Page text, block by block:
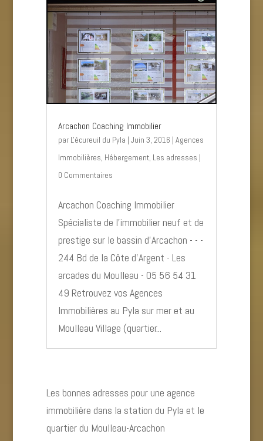
Arcachon Coaching Immobilier
par L'écureuil du Pyla | Juin 3, 2016 | Agences
Immobilières, Hébergement, Les adresses |
0 Commentaires
Arcachon Coaching Immobilier
Spécialiste de l’immobilier neuf et de
prestige sur le bassin d’Arcachon - - -
244 Bd de la Côte d’Argent - Les
arcades du Moulleau - 05 56 54 31
49 Retrouvez vos Agences
Immobilières au Pyla sur mer et au
Moulleau Village (quartier...
Les bonnes adresses pour une agence
immobilière dans la station du Pyla et le
quartier du Moulleau-Arcachon